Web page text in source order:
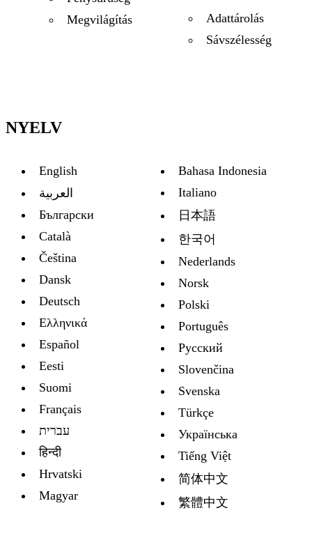
Megvilágítás
Adattárolás
Sávszélesség
NYELV
English
العربية
Български
Català
Čeština
Dansk
Deutsch
Ελληνικά
Español
Eesti
Suomi
Français
עברית
हिन्दी
Hrvatski
Magyar
Bahasa Indonesia
Italiano
日本語
한국어
Nederlands
Norsk
Polski
Português
Русский
Slovenčina
Svenska
Türkçe
Украïнська
Tiếng Việt
简体中文
繁體中文